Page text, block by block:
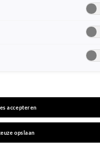
na
'Kapot'
accepteren
opslaan